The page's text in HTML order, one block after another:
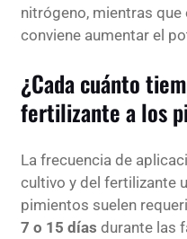
nitrógeno, mientras
conviene aumentar el
¿Cada cuánto
fertilizante a los
La frecuencia de
cultivo y del fertilizante
pimientos suelen
7 o 15 días durante las